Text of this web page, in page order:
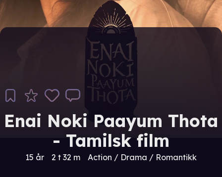
Enai Noki Paayum Thota
- Tamilsk film
15 år 2 t 32 m Action / Drama / Romantikk